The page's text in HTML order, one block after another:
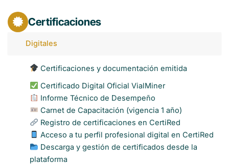
Certificaciones
Digitales
Certificaciones y documentación emitida
Certificado Digital Oficial VialMiner
Informe Técnico de Desempeño
Carnet de Capacitación (vigencia 1 año)
Registro de certificaciones en CertiRed
Acceso a tu perfil profesional digital en CertiRed
Descarga y gestión de certificados desde la
plataforma